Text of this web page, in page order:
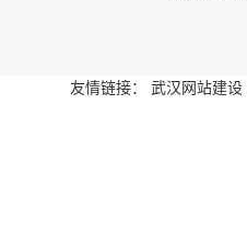
友情链接： 武汉网站建设